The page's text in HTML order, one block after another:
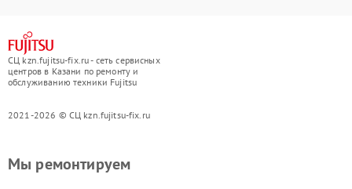
СЦ kzn.fujitsu-fix.ru - сеть сервисных
центров в Казани по ремонту и
обслуживанию техники Fujitsu
2021-2026 © СЦ kzn.fujitsu-fix.ru
Мы ремонтируем